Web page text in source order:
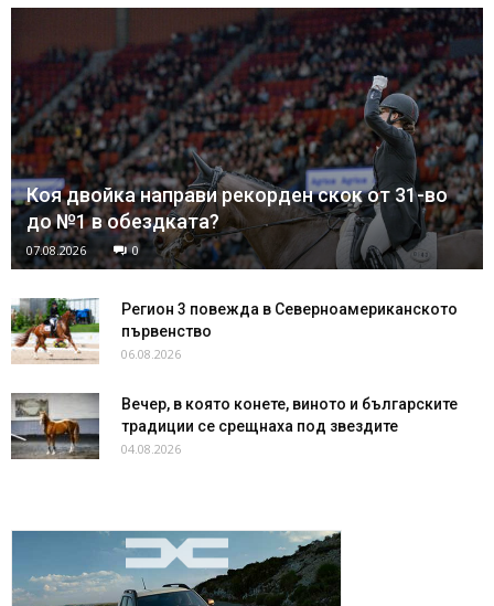
Коя двойка направи рекорден скок от 31-во
до №1 в обездката?
07.08.2026 0
Регион 3 повежда в Северноамериканското
първенство
06.08.2026
Вечер, в която конете, виното и българските
традиции се срещнаха под звездите
04.08.2026